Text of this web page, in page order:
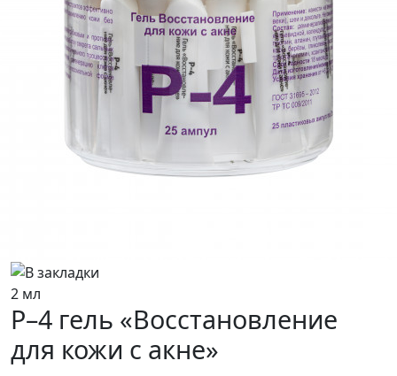
2 мл
Р–4 гель «Восстановление
для кожи с акне»